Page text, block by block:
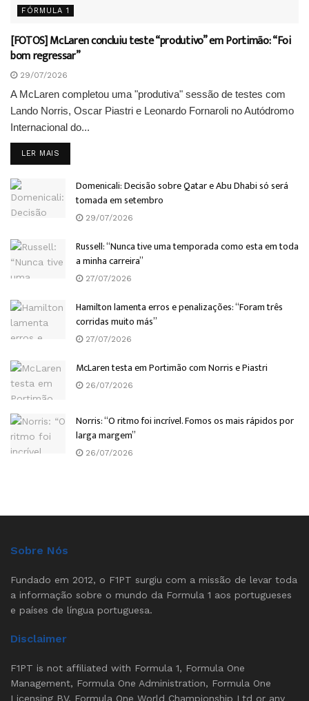
FÓRMULA 1
[FOTOS] McLaren concluiu teste “produtivo” em Portimão: “Foi
bom regressar”
29/07/2026
A McLaren completou uma "produtiva" sessão de testes com
Lando Norris, Oscar Piastri e Leonardo Fornaroli no Autódromo
Internacional do...
LER MAIS
Domenicali: Decisão sobre Qatar e Abu Dhabi só será
tomada em setembro
29/07/2026
Russell: “Nunca tive uma temporada como esta em toda
a minha carreira”
27/07/2026
Hamilton lamenta erros e penalizações: “Foram três
corridas muito más”
27/07/2026
McLaren testa em Portimão com Norris e Piastri
26/07/2026
Norris: “O ritmo foi incrível. Fomos os mais rápidos por
larga margem”
26/07/2026
Sobre Nós
Fundado em 2012, o F1PT surgiu com a missão de levar toda
a informação sobre o mundo da Formula 1 aos portugueses
e países de língua portuguesa.
Disclaimer
F1PT is not affiliated with Formula 1, Formula One
Management, Formula One Administration, Formula One
Licensing BV, Formula One World Championship Ltd or any